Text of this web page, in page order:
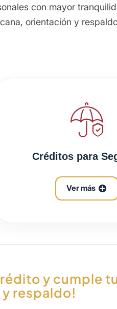
con mayor
orientación y
Créditos para
Ver más
y cumple
respaldo!